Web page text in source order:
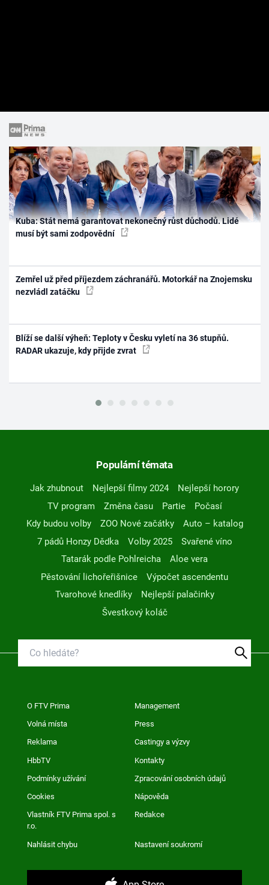
Kuba: Stát nemá garantovat nekonečný růst důchodů. Lidé
musí být sami zodpovědní
Zemřel už před příjezdem záchranářů. Motorkář na Znojemsku
nezvládl zatáčku
Blíží se další výheň: Teploty v Česku vyletí na 36 stupňů.
RADAR ukazuje, kdy přijde zvrat
Populární témata
Jak zhubnout Nejlepší filmy 2024
Nejlepší horory
TV program
Změna času Partie
Počasí
Kdy budou volby
ZOO Nové začátky
Auto – katalog
7 pádů Honzy Dědka
Volby 2025
Svařené víno
Tatarák podle Pohlreicha
Aloe vera
Pěstování lichořeřišnice
Výpočet ascendentu
Tvarohové knedlíky
Nejlepší palačinky
Švestkový koláč
O FTV Prima Management
Volná místa Press
Reklama Castingy a výzvy
HbbTV Kontakty
Podmínky užívání Zpracování osobních údajů
Cookies Nápověda
Vlastník FTV Prima spol. s
r.o.
Redakce
Nahlásit chybu Nastavení soukromí